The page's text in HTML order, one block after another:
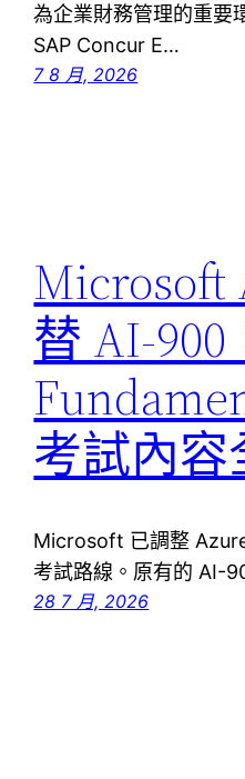
為企業財務管理的重要
SAP Concur E…
7 8 月, 2026
Microsoft
替 AI-
考試內
Microsoft 已調整
考試路線。原有的 AI-
28 7 月, 2026